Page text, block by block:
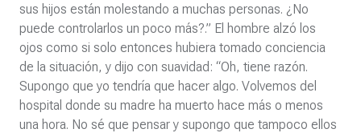
sus hijos están molestando a muchas personas. ¿No
puede controlarlos un poco más?.” El hombre alzó los
ojos como si solo entonces hubiera tomado conciencia
de la situación, y dijo con suavidad: “Oh, tiene razón.
Supongo que yo tendría que hacer algo. Volvemos del
hospital donde su madre ha muerto hace más o menos
una hora. No sé que pensar y supongo que tampoco ellos